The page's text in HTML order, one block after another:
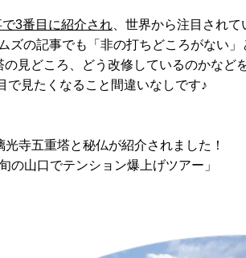
3番目に紹介され 、世界から注目されて
ズの記事でも「非の打ちどころがない
見どころ、どう改修しているのかなど
で見たくなること間違いなしです♪
寺五重塔と秘仏が紹介されました！
山口でテンション爆上げツアー」